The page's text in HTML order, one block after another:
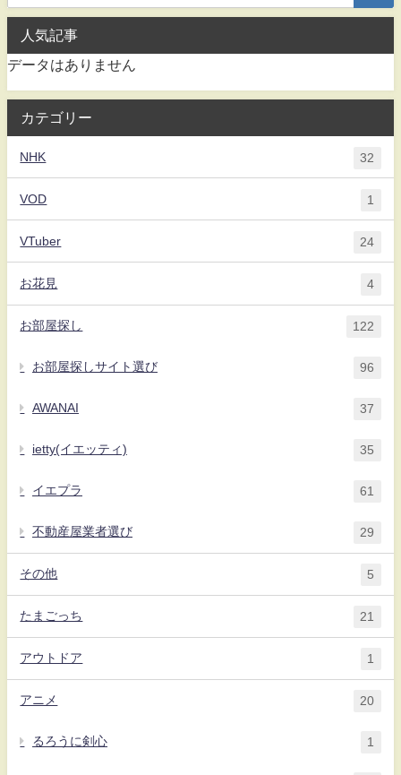
人気記事
データはありません
カテゴリー
NHK 32
VOD 1
VTuber 24
お花見 4
お部屋探し 122
お部屋探しサイト選び 96
AWANAI 37
ietty(イエッティ) 35
イエプラ 61
不動産屋業者選び 29
その他 5
たまごっち 21
アウトドア 1
アニメ 20
るろうに剣心 1